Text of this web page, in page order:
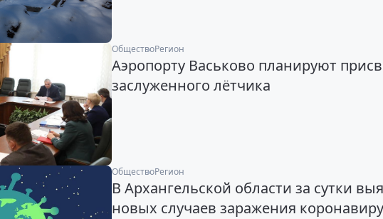
ОбществоРегион
Аэропорту Васьково планируют
заслуженного лётчика
ОбществоРегион
В Архангельской области за сутки
новых случаев заражения